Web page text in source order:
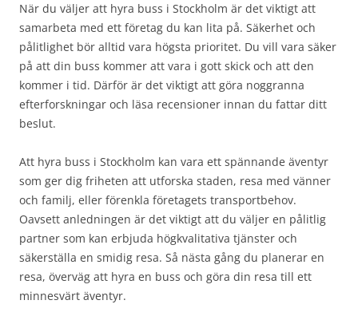
När du väljer att hyra buss i Stockholm är det viktigt att
samarbeta med ett företag du kan lita på. Säkerhet och
pålitlighet bör alltid vara högsta prioritet. Du vill vara säker
på att din buss kommer att vara i gott skick och att den
kommer i tid. Därför är det viktigt att göra noggranna
efterforskningar och läsa recensioner innan du fattar ditt
beslut.
Att hyra buss i Stockholm kan vara ett spännande äventyr
som ger dig friheten att utforska staden, resa med vänner
och familj, eller förenkla företagets transportbehov.
Oavsett anledningen är det viktigt att du väljer en pålitlig
partner som kan erbjuda högkvalitativa tjänster och
säkerställa en smidig resa. Så nästa gång du planerar en
resa, överväg att hyra en buss och göra din resa till ett
minnesvärt äventyr.